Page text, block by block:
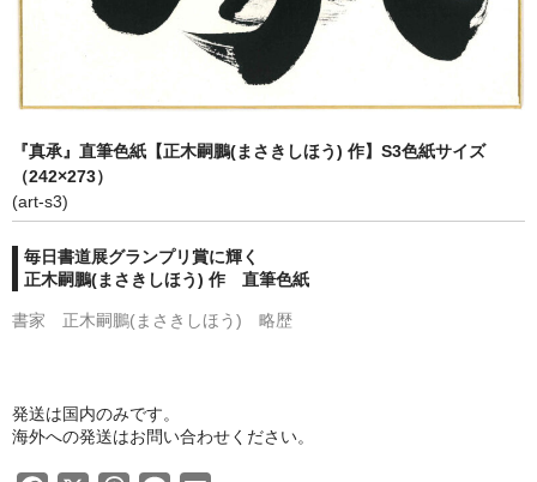
『真承』直筆色紙【正木嗣鵬(まさきしほう) 作】S3色紙サイズ
（242×273）
(art-s3)
毎日書道展グランプリ賞に輝く
正木嗣鵬(まさきしほう) 作 直筆色紙
書家 正木嗣鵬(まさきしほう) 略歴
発送は国内のみです。
海外への発送はお問い合わせください。